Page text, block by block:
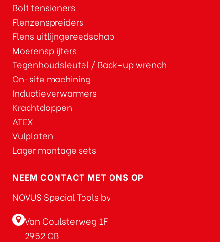
Bolt tensioners
Flenzenspreiders
Flens uitlijngereedschap
Moerensplijters
Tegenhoudsleutel / Back-up wrench
On-site machining
Inductieverwarmers
Krachtdoppen
ATEX
Vulplaten
Lager montage sets
NEEM CONTACT MET ONS OP
NOVUS Special Tools bv
Van Coulsterweg 1F
2952 CB